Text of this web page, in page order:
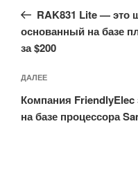
записям
запись:
RAK831 Lite — это
основанный на базе
за $200
Следующая
запись
ДАЛЕЕ
Компания FriendlyElec
на базе процессора